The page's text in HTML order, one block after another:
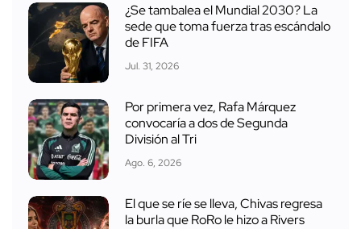
¿Se tambalea el Mundial 2030? La
sede que toma fuerza tras escándalo
de FIFA
Jul. 31, 2026
Por primera vez, Rafa Márquez
convocaría a dos de Segunda
División al Tri
Ago. 6, 2026
El que se ríe se lleva, Chivas regresa
la burla que RoRo le hizo a Rivers